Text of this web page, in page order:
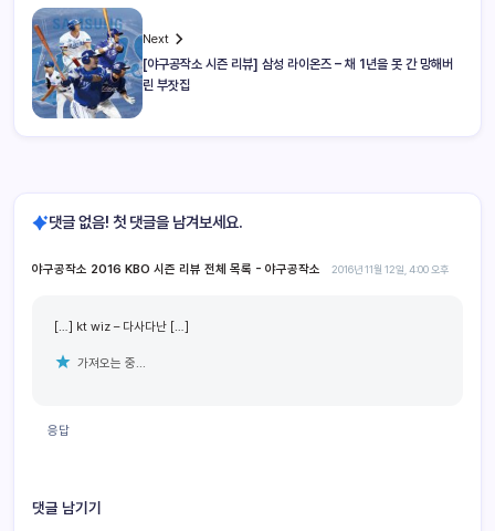
Next
[야구공작소 시즌 리뷰] 삼성 라이온즈 – 채 1년을 못 간 망해버
린 부잣집
댓글 없음! 첫 댓글을 남겨보세요.
야구공작소 2016 KBO 시즌 리뷰 전체 목록 - 야구공작소 2016년 11월 12일, 4:00 오후
[…] kt wiz – 다사다난 […]
가져오는 중...
응답
댓글 남기기